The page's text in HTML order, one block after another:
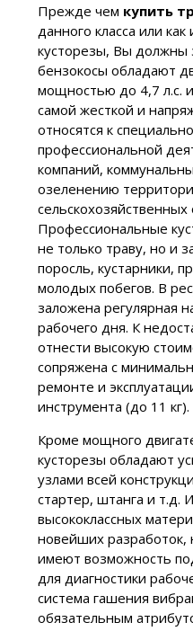
Прежде чем купить
данного класса или
кусторезы, Вы должны
бензокосы обладают
мощностью до 4,7 л.с.
самой жесткой и
относятся к
профессиональной
компаний,
озеленению
сельскохозяйственных
Профессиональные
не только траву, но и
поросль, кустарники,
молодых побегов. В
заложена регулярная
рабочего дня. К
отнести высокую
сопряжена с
ремонте и
инструмента (до 11 кг).
Кроме мощного
кусторезы обладают
узлами всей
стартер, штанга и т.д.
высококлассных
новейших
имеют возможность
для диагностики
система гашения
обязательным